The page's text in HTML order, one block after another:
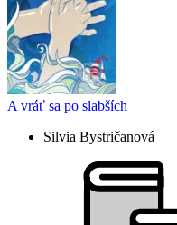
A vráť sa po slabších
Silvia Bystričanová